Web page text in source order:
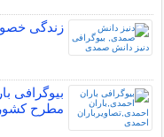
زندگی
بیوگرافی
مطرح کشور